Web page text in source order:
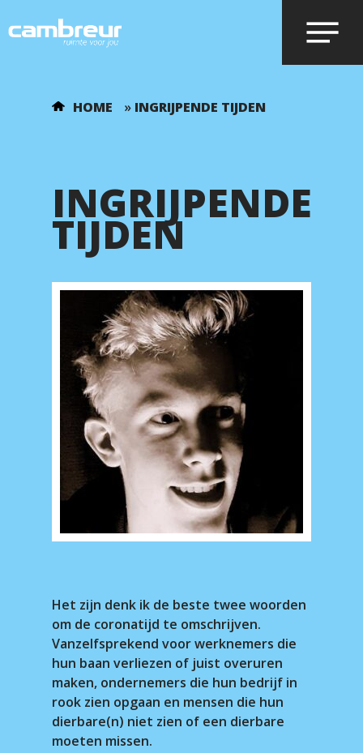
Voer je zoekopdracht in en druk op
HOME » INGRIJPENDE TIJDEN
INGRIJPENDE
TIJDEN
Het zijn denk ik de beste twee woorden
om de coronatijd te omschrijven.
Vanzelfsprekend voor werknemers die
hun baan verliezen of juist overuren
maken, ondernemers die hun bedrijf in
rook zien opgaan en mensen die hun
dierbare(n) niet zien of een dierbare
moeten missen.